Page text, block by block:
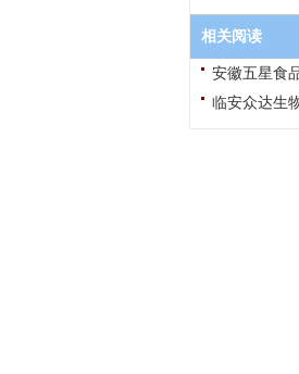
相关阅读
安徽五星食
临安众达生